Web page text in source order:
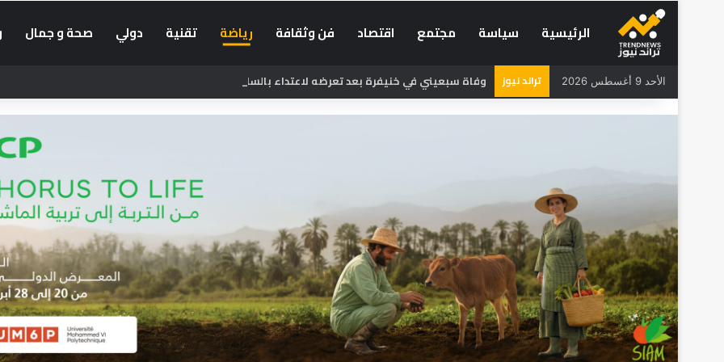
الرئيسية سياسة مجتمع اقتصاد فن وثقافة رياضة تقنية دولي صحة و جمال
الأحد 9 أغسطس 2026 تراند نيوز وفاة سبعيني في خنيفرة بعد تعرضه لاعتداء بالسلاح الأبيض